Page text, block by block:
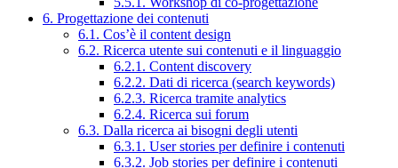
6. Progettazione dei contenuti
6.1. Cos’è il content design
6.2. Ricerca utente sui contenuti e il linguaggio
6.2.1. Content discovery
6.2.2. Dati di ricerca (search keywords)
6.2.3. Ricerca tramite analytics
6.2.4. Ricerca sui forum
6.3. Dalla ricerca ai bisogni degli utenti
6.3.1. User stories per definire i contenuti
6.3.2. Job stories per definire i contenuti